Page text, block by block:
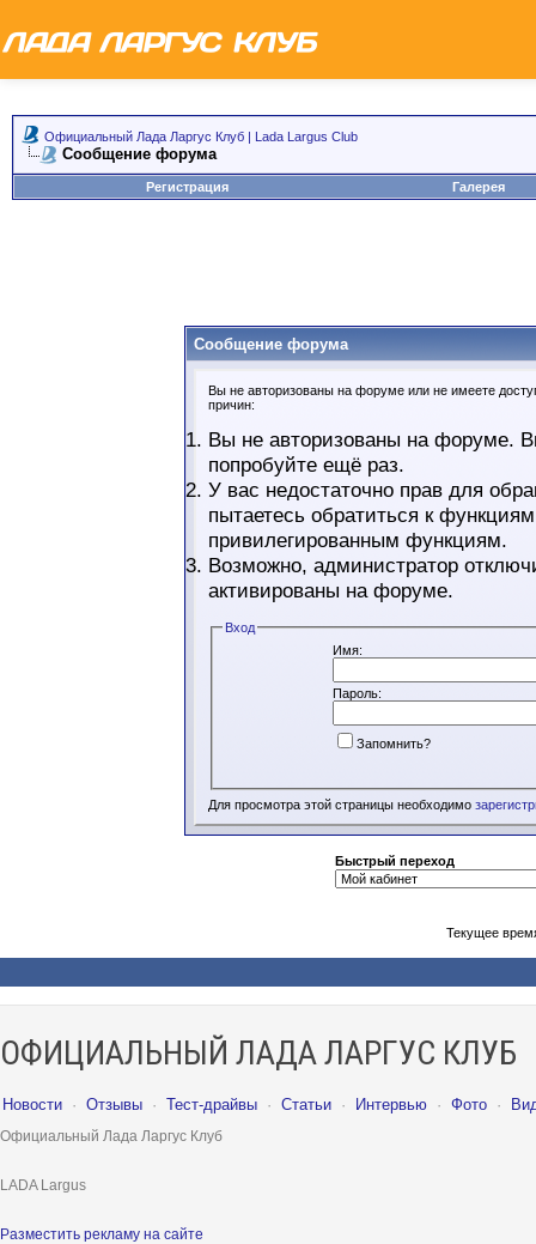
Официальный Лада Ларгус Клуб | Lada Largus Club
Сообщение форума
Регистрация Галерея
Сообщение форума
Вы не авторизованы на форуме или не имеете
причин:
Вы не авторизованы на форуме.
попробуйте ещё раз.
У вас недостаточно прав для
пытаетесь обратиться к
привилегированным функциям.
Возможно, администратор
активированы на форуме.
Вход
Имя:
Пароль:
Запомнить?
Для просмотра этой страницы необходимо
Быстрый переход
Текущее
ОФИЦИАЛЬНЫЙ ЛАДА ЛАРГУС КЛУБ
Новости · Отзывы · Тест-драйвы · Статьи · Интервью · Фото ·
Официальный Лада Ларгус Клуб
LADA Largus
Разместить рекламу на сайте